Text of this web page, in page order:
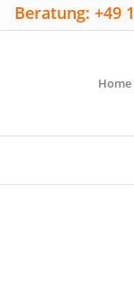
Beratung: +49
Home